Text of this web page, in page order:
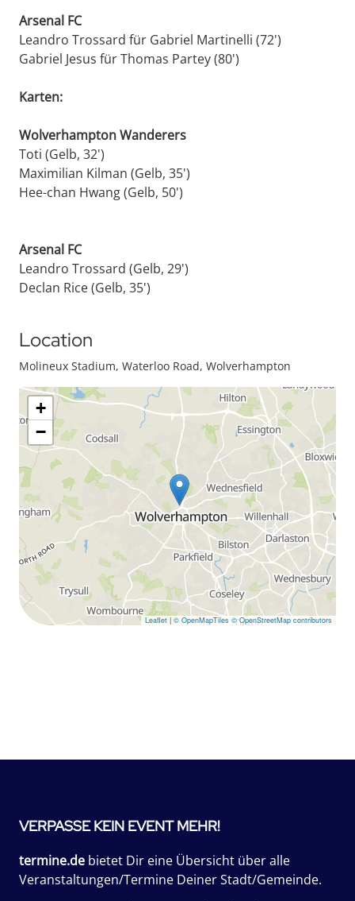
Arsenal FC
Leandro Trossard für Gabriel Martinelli (72')
Gabriel Jesus für Thomas Partey (80')
Karten:
Wolverhampton Wanderers
Toti (Gelb, 32')
Maximilian Kilman (Gelb, 35')
Hee-chan Hwang (Gelb, 50')
Arsenal FC
Leandro Trossard (Gelb, 29')
Declan Rice (Gelb, 35')
Location
Molineux Stadium, Waterloo Road, Wolverhampton
+
−
Leaflet | © OpenMapTiles © OpenStreetMap contributors
VERPASSE KEIN EVENT MEHR!
termine.de bietet Dir eine Übersicht über alle
Veranstaltungen/Termine Deiner Stadt/Gemeinde.